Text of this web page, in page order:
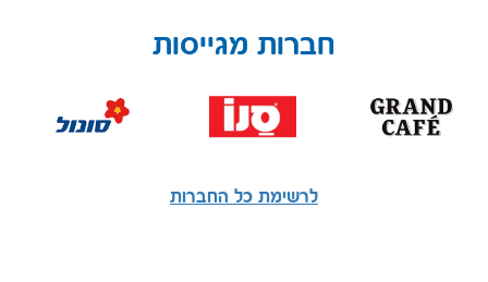
חברות מגייסות
לרשימת כל החברות